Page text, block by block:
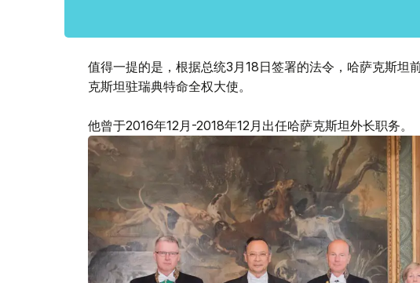
值得一提的是，根据总统3月18日签署的法令，哈萨克斯坦
克斯坦驻瑞典特命全权大使。
他曾于2016年12月-2018年12月出任哈萨克斯坦外长职务。